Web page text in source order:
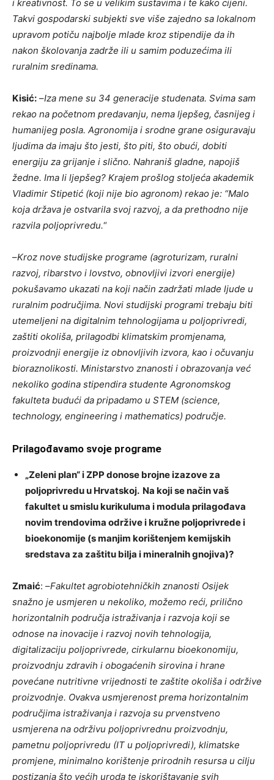
i kreativnost. To se u velikim sustavima i te kako cijeni.
Takvi gospodarski subjekti sve više zajedno sa lokalnom
upravom potiču najbolje mlade kroz stipendije da ih
nakon školovanja zadrže ili u samim poduzećima ili
ruralnim sredinama.
Kisić: –Iza mene su 34 generacije studenata. Svima sam
rekao na početnom predavanju, nema ljepšeg, časnijeg i
humanijeg posla. Agronomija i srodne grane osiguravaju
ljudima da imaju što jesti, što piti, što obući, dobiti
energiju za grijanje i slično. Nahraniš gladne, napojiš
žedne. Ima li ljepšeg? Krajem prošlog stoljeća akademik
Vladimir Stipetić (koji nije bio agronom) rekao je: “Malo
koja država je ostvarila svoj razvoj, a da prethodno nije
razvila poljoprivredu.“
–Kroz nove studijske programe (agroturizam, ruralni
razvoj, ribarstvo i lovstvo, obnovljivi izvori energije)
pokušavamo ukazati na koji način zadržati mlade ljude u
ruralnim područjima. Novi studijski programi trebaju biti
utemeljeni na digitalnim tehnologijama u poljoprivredi,
zaštiti okoliša, prilagodbi klimatskim promjenama,
proizvodnji energije iz obnovljivih izvora, kao i očuvanju
bioraznolikosti. Ministarstvo znanosti i obrazovanja već
nekoliko godina stipendira studente Agronomskog
fakulteta budući da pripadamo u STEM (science,
technology, engineering i mathematics) područje.
Prilagođavamo svoje programe
„Zeleni plan“ i ZPP donose brojne izazove za
poljoprivredu u Hrvatskoj. Na koji se način vaš
fakultet u smislu kurikuluma i modula prilagođava
novim trendovima održive i kružne poljoprivrede i
bioekonomije (s manjim korištenjem kemijskih
sredstava za zaštitu bilja i mineralnih gnojiva)?
Zmaić: –Fakultet agrobiotehničkih znanosti Osijek
snažno je usmjeren u nekoliko, možemo reći, prilično
horizontalnih područja istraživanja i razvoja koji se
odnose na inovacije i razvoj novih tehnologija,
digitalizaciju poljoprivrede, cirkularnu bioekonomiju,
proizvodnju zdravih i obogaćenih sirovina i hrane
povećane nutritivne vrijednosti te zaštite okoliša i održive
proizvodnje. Ovakva usmjerenost prema horizontalnim
područjima istraživanja i razvoja su prvenstveno
usmjerena na održivu poljoprivrednu proizvodnju,
pametnu poljoprivredu (IT u poljoprivredi), klimatske
promjene, minimalno korištenje prirodnih resursa u cilju
postizanja što većih uroda te iskorištavanje svih